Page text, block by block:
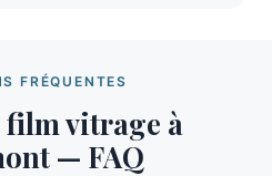
FRÉQUENTES
film vitrage à
— FAQ